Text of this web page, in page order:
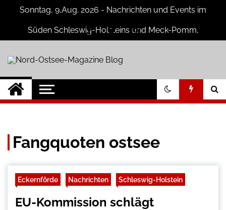
Sonntag, 9,Aug. 2026 - Nachrichten und Events im
Süden Schleswig-Holsteins und Meck-Pomm,
Nord-Ostsee-
Magazine Blog
Der Blog der Nord-Ostsee Magazine
Fangquoten ostsee
Eckernförde Nachrichten Schleswig-Holstein
EU-Kommission schlägt